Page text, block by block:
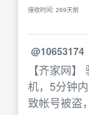
接收时间: 269天前
@10653174
【齐家网
机，5分钟
致帐号被盗